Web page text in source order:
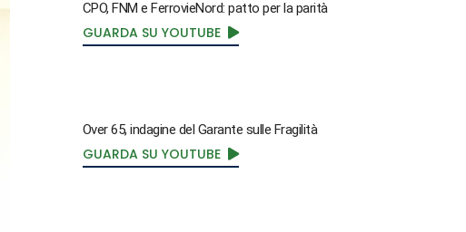
CPO, FNM e FerrovieNord: patto per la parità
GUARDA SU YOUTUBE
Over 65, indagine del Garante sulle Fragilità
GUARDA SU YOUTUBE